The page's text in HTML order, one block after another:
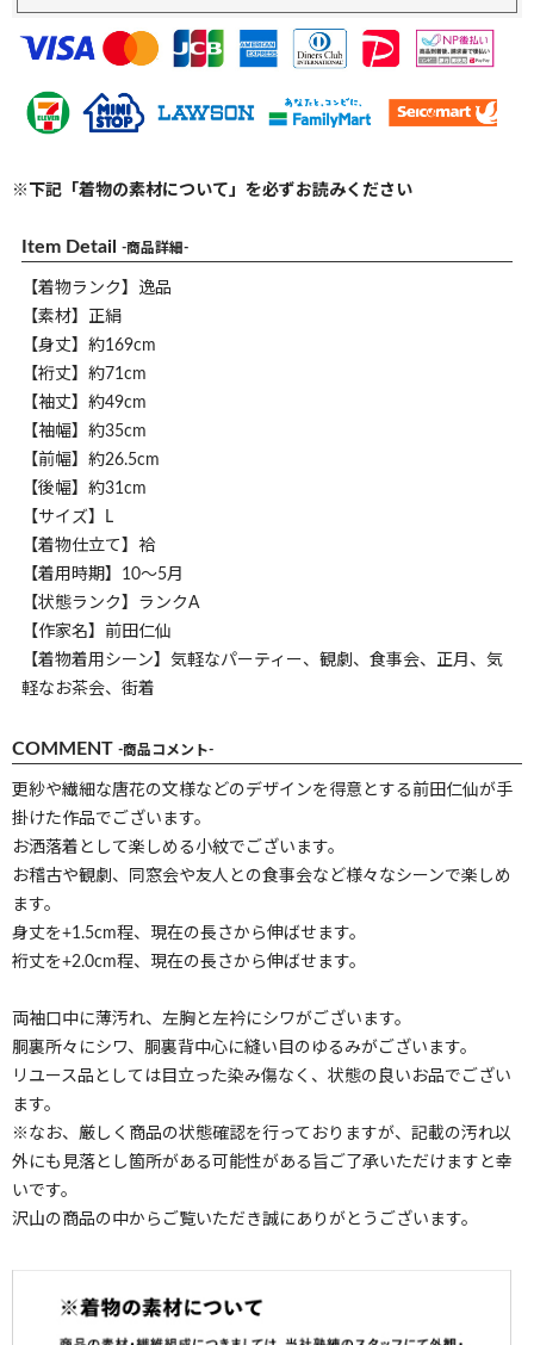
※下記「着物の素材について」を必ずお読みください
Item Detail -商品詳細-
【着物ランク】逸品
【素材】正絹
【身丈】約169cm
【裄丈】約71cm
【袖丈】約49cm
【袖幅】約35cm
【前幅】約26.5cm
【後幅】約31cm
【サイズ】L
【着物仕立て】袷
【着用時期】10～5月
【状態ランク】ランクA
【作家名】前田仁仙
【着物着用シーン】気軽なパーティー、観劇、食事会、正月、気
軽なお茶会、街着
COMMENT -商品コメント-
更紗や繊細な唐花の文様などのデザインを得意とする前田仁仙が手
掛けた作品でございます。
お洒落着として楽しめる小紋でございます。
お稽古や観劇、同窓会や友人との食事会など様々なシーンで楽しめ
ます。
身丈を+1.5cm程、現在の長さから伸ばせます。
裄丈を+2.0cm程、現在の長さから伸ばせます。
両袖口中に薄汚れ、左胸と左衿にシワがございます。
胴裏所々にシワ、胴裏背中心に縫い目のゆるみがございます。
リユース品としては目立った染み傷なく、状態の良いお品でござい
ます。
※なお、厳しく商品の状態確認を行っておりますが、記載の汚れ以
外にも見落とし箇所がある可能性がある旨ご了承いただけますと幸
いです。
沢山の商品の中からご覧いただき誠にありがとうございます。